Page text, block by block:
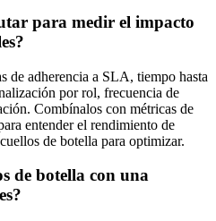
para medir el impacto
de adherencia a SLA, tiempo hasta
por rol, frecuencia de
Combínalos con métricas de
entender el rendimiento de
de botella para optimizar.
de botella con una